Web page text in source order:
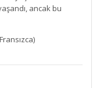
ancak bu